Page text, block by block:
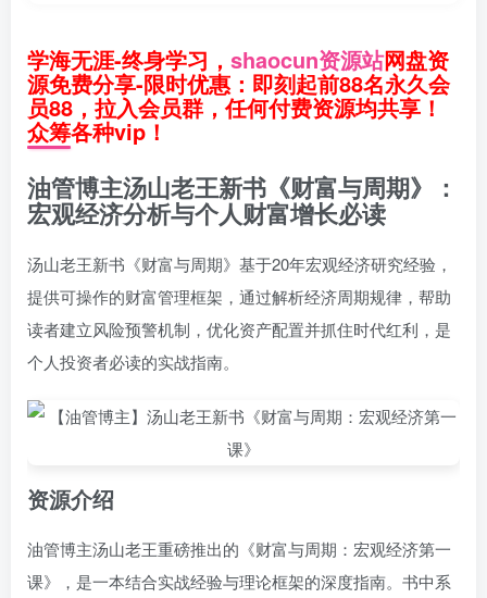
学海无涯-终身学习， shaocun资源站网盘资
源免费分享-限时优惠：即刻起前88名永久会
员88，拉入会员群，任何付费资源均共享！
众筹各种vip！
油管博主汤山老王新书《财富与周期》：
宏观经济分析与个人财富增长必读
汤山老王新书《财富与周期》基于20年宏观经济研究经验，
提供可操作的财富管理框架，通过解析经济周期规律，帮助
读者建立风险预警机制，优化资产配置并抓住时代红利，是
个人投资者必读的实战指南。
资源介绍
油管博主汤山老王重磅推出的《财富与周期：宏观经济第一
课》，是一本结合实战经验与理论框架的深度指南。书中系